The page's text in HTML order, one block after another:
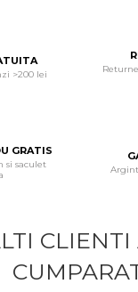
>200 lei
GRATIS
si saculet
CLIENTI